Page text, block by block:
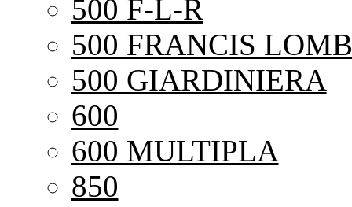
500 F-L-R
500 FRANCIS
500 GIARDINIERA
600
600 MULTIPLA
850